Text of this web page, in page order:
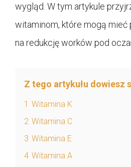
wygląd. W tym artykule
witaminom, które mogą mieć
na redukcję worków pod
Z tego artykułu dowiesz
1 Witamina K
2 Witamina C
3 Witamina E
4 Witamina A